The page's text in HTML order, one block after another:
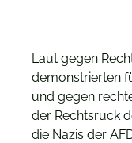
Laut gegen
demonstrierten
und gegen
der Rechtsruck
die Nazis der